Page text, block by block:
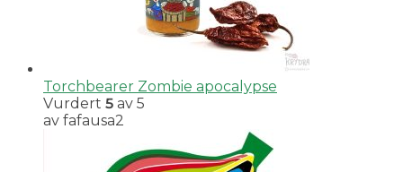
Torchbearer Zombie apocalypse
Vurdert 5 av 5
av fafausa2